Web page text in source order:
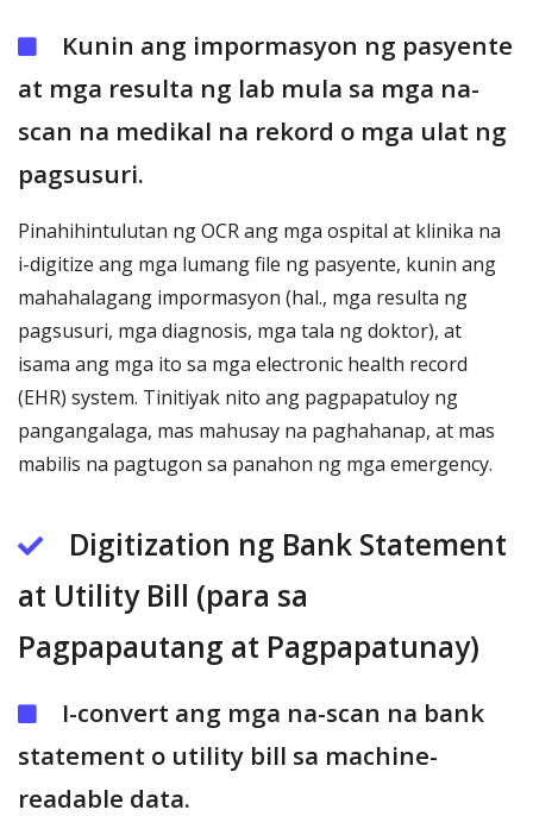
Kunin ang impormasyon ng pasyente
at mga resulta ng lab mula sa mga na-
scan na medikal na rekord o mga ulat ng
pagsusuri.
Pinahihintulutan ng OCR ang mga ospital at klinika na
i-digitize ang mga lumang file ng pasyente, kunin ang
mahahalagang impormasyon (hal., mga resulta ng
pagsusuri, mga diagnosis, mga tala ng doktor), at
isama ang mga ito sa mga electronic health record
(EHR) system. Tinitiyak nito ang pagpapatuloy ng
pangangalaga, mas mahusay na paghahanap, at mas
mabilis na pagtugon sa panahon ng mga emergency.
Digitization ng Bank Statement
at Utility Bill (para sa
Pagpapautang at Pagpapatunay)
I-convert ang mga na-scan na bank
statement o utility bill sa machine-
readable data.